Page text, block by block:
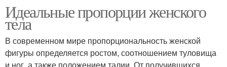
Идеальные пропорции женского
тела
В современном мире пропорциональность женской
фигуры определяется ростом, соотношением туловища